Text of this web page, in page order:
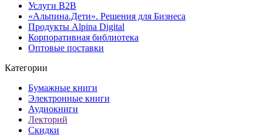
Услуги B2B
«Альпина.Дети». Решения для Бизнеса
Продукты Alpina Digital
Корпоративная библиотека
Оптовые поставки
Категории
Бумажные книги
Электронные книги
Аудиокниги
Лекторий
Скидки